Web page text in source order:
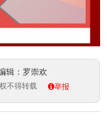
辑：罗崇欢
不得转载 举报